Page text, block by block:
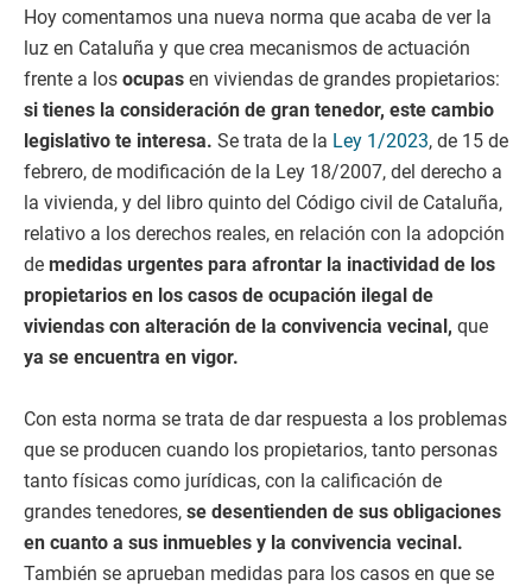
Hoy comentamos una nueva norma que acaba de ver la
luz en Cataluña y que crea mecanismos de actuación
frente a los ocupas en viviendas de grandes propietarios:
si tienes la consideración de gran tenedor, este cambio
legislativo te interesa. Se trata de la Ley 1/2023, de 15 de
febrero, de modificación de la Ley 18/2007, del derecho a
la vivienda, y del libro quinto del Código civil de Cataluña,
relativo a los derechos reales, en relación con la adopción
de medidas urgentes para afrontar la inactividad de los
propietarios en los casos de ocupación ilegal de
viviendas con alteración de la convivencia vecinal, que
ya se encuentra en vigor.
Con esta norma se trata de dar respuesta a los problemas
que se producen cuando los propietarios, tanto personas
tanto físicas como jurídicas, con la calificación de
grandes tenedores, se desentienden de sus obligaciones
en cuanto a sus inmuebles y la convivencia vecinal.
También se aprueban medidas para los casos en que se